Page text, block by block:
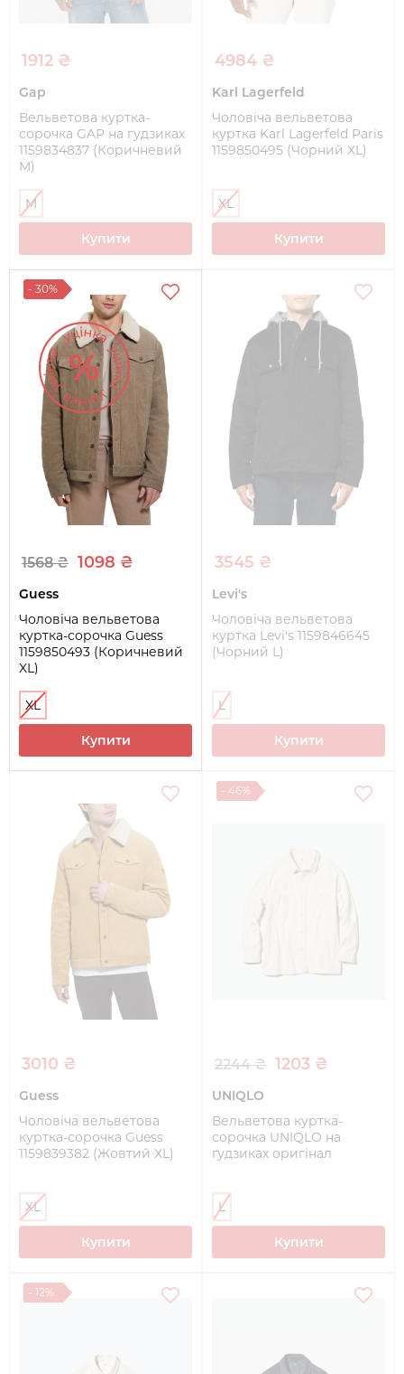
1912 ₴
Gap
Вельветова куртка-
сорочка GAP на гудзиках
1159834837 (Коричневий
M)
M
Купити
4984 ₴
Karl Lagerfeld
Чоловіча вельветова
куртка Karl Lagerfeld Paris
1159850495 (Чорний XL)
XL
Купити
- 30%
1568 ₴ 1098 ₴
Guess
Чоловіча вельветова
куртка-сорочка Guess
1159850493 (Коричневий
XL)
XL
Купити
3545 ₴
Levi's
Чоловіча вельветова
куртка Levi's 1159846645
(Чорний L)
L
Купити
3010 ₴
Guess
Чоловіча вельветова
куртка-сорочка Guess
1159839382 (Жовтий XL)
XL
Купити
- 46%
2244 ₴ 1203 ₴
UNIQLO
Вельветова куртка-
сорочка UNIQLO на
ґудзиках оригінал
L
Купити
- 12%